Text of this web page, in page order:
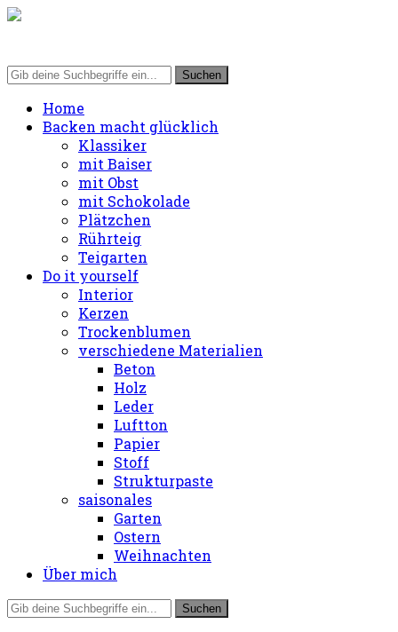
Home
Backen macht glücklich
Klassiker
mit Baiser
mit Obst
mit Schokolade
Plätzchen
Rührteig
Teigarten
Do it yourself
Interior
Kerzen
Trockenblumen
verschiedene Materialien
Beton
Holz
Leder
Luftton
Papier
Stoff
Strukturpaste
saisonales
Garten
Ostern
Weihnachten
Über mich